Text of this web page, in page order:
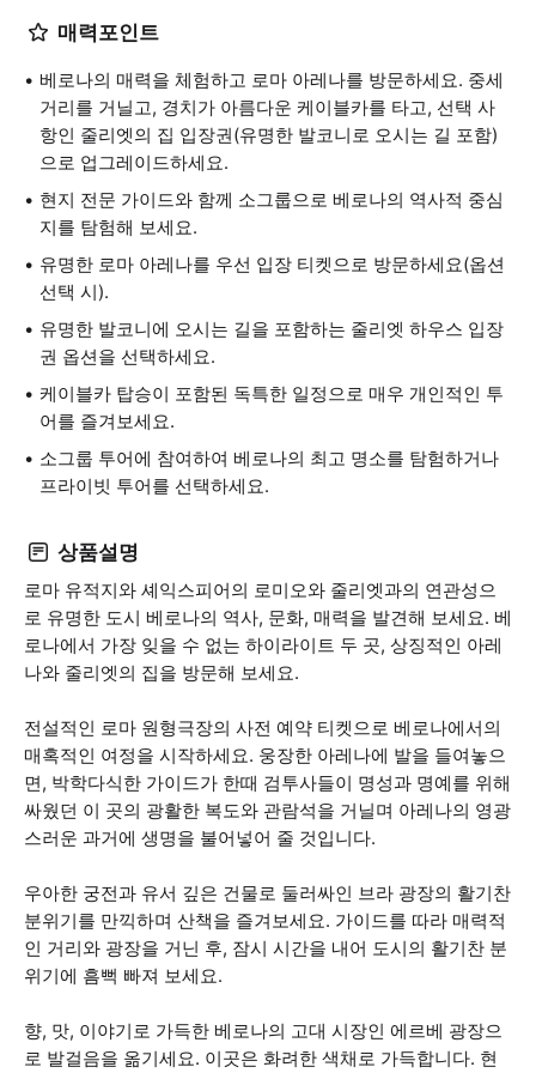
매력포인트
베로나의 매력을 체험하고 로마 아레나를 방문하세요. 중세
거리를 거닐고, 경치가 아름다운 케이블카를 타고, 선택 사
항인 줄리엣의 집 입장권(유명한 발코니로 오시는 길 포함)
으로 업그레이드하세요.
현지 전문 가이드와 함께 소그룹으로 베로나의 역사적 중심
지를 탐험해 보세요.
유명한 로마 아레나를 우선 입장 티켓으로 방문하세요(옵션
선택 시).
유명한 발코니에 오시는 길을 포함하는 줄리엣 하우스 입장
권 옵션을 선택하세요.
케이블카 탑승이 포함된 독특한 일정으로 매우 개인적인 투
어를 즐겨보세요.
소그룹 투어에 참여하여 베로나의 최고 명소를 탐험하거나
프라이빗 투어를 선택하세요.
상품설명
로마 유적지와 셰익스피어의 로미오와 줄리엣과의 연관성으
로 유명한 도시 베로나의 역사, 문화, 매력을 발견해 보세요. 베
로나에서 가장 잊을 수 없는 하이라이트 두 곳, 상징적인 아레
나와 줄리엣의 집을 방문해 보세요.
전설적인 로마 원형극장의 사전 예약 티켓으로 베로나에서의
매혹적인 여정을 시작하세요. 웅장한 아레나에 발을 들여놓으
면, 박학다식한 가이드가 한때 검투사들이 명성과 명예를 위해
싸웠던 이 곳의 광활한 복도와 관람석을 거닐며 아레나의 영광
스러운 과거에 생명을 불어넣어 줄 것입니다.
우아한 궁전과 유서 깊은 건물로 둘러싸인 브라 광장의 활기찬
분위기를 만끽하며 산책을 즐겨보세요. 가이드를 따라 매력적
인 거리와 광장을 거닌 후, 잠시 시간을 내어 도시의 활기찬 분
위기에 흠뻑 빠져 보세요.
향, 맛, 이야기로 가득한 베로나의 고대 시장인 에르베 광장으
로 발걸음을 옮기세요. 이곳은 화려한 색채로 가득합니다. 현